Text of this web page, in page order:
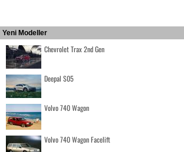
Yeni Modeller
Chevrolet Trax 2nd Gen
Deepal S05
Volvo 740 Wagon
Volvo 740 Wagon Facelift